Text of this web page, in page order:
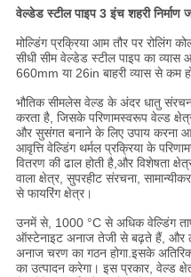
वेल्डेड स्टील पाइप 3 इंच शहरी निर्माण
मोल्डिंग प्रक्रिया आम तौर पर रोलिंग
सीधी सीम वेल्डेड स्टील पाइप का व्यास
660mm या 26in बाहरी व्यास से कम
भौतिक सीमलेस वेल्ड के अंदर धातु
करता है, जिसके परिणामस्वरूप वेल्ड
और सुसंगत बनाने के लिए उपाय करना
आवृत्ति वेल्डिंग थर्मल प्रक्रिया के
वितरण की ढाल होती है,और विशेषता
वाला क्षेत्र, सुपरहीट संरचना,
से फायरिंग क्षेत्र।
उनमें से, 1000 °C से अधिक वेल्डिंग
ऑस्टेनाइट अनाज तेजी से बढ़ते हैं, और
अनाज चरण का गठन होगा.इसके
का उत्पादन करेगा। इस प्रकार, वेल्ड